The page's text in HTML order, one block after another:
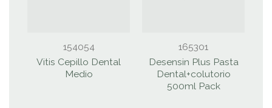
154054
Vitis Cepillo Dental
Medio
165301
Desensin Plus Pasta
Dental+colutorio
500ml Pack